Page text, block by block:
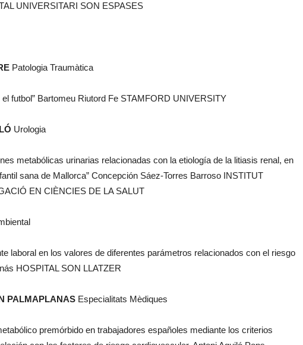
UNIVERSITARI SON ESPASES
Patologia Traumàtica
futbol” Bartomeu Riutord Fe STAMFORD UNIVERSITY
Urologia
metabólicas urinarias relacionadas con la etiología de la litiasis renal, en
sana de Mallorca” Concepción Sáez-Torres Barroso INSTITUT
EN CIÈNCIES DE LA SALUT
laboral en los valores de diferentes parámetros relacionados con el riesgo
HOSPITAL SON LLATZER
PALMAPLANAS Especialitats Mèdiques
premórbido en trabajadores españoles mediante los criterios